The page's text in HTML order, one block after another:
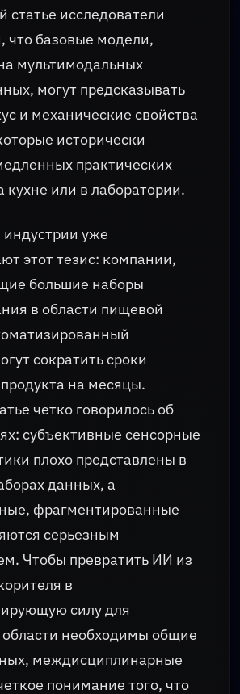
статье исследователи
что базовые модели,
мультимодальных
могут предсказывать
и механические свойства
исторически
практических
кухне или в лаборатории.
уже
этот тезис: компании,
большие наборы
в области пищевой
сократить сроки
на месяцы.
четко говорилось об
субъективные сенсорные
плохо представлены в
данных, а
фрагментированные
серьезным
Чтобы превратить ИИ из
в
силу для
необходимы общие
междисциплинарные
понимание того, что